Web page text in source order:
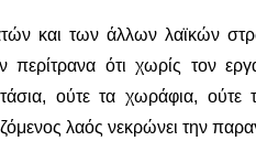
και των άλλων λαϊκών
περίτρανα ότι χωρίς τον
ούτε τα χωράφια, ούτε
λαός νεκρώνει την